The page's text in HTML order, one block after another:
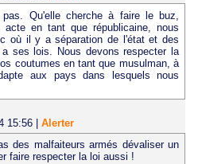
Qu'elle cherche à faire le buz,
en tant que républicaine, nous
où il y a séparation de l'état et des
ses lois. Nous devons respecter la
coutumes en tant que musulman, à
aux pays dans lesquels nous
15:56 | Alerter
des malfaiteurs armés dévaliser un
faire respecter la loi aussi !